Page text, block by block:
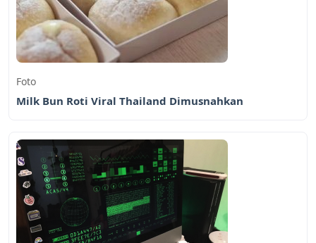
Foto
Milk Bun Roti Viral Thailand Dimusnahkan